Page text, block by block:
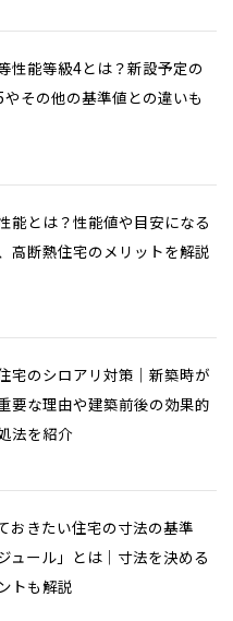
性能等級4とは？新設予定の
やその他の基準値との違いも
能とは？性能値や目安になる
高断熱住宅のメリットを解説
宅のシロアリ対策｜新築時が
要な理由や建築前後の効果的
法を紹介
おきたい住宅の寸法の基準
ジュール」とは｜寸法を決める
トも解説